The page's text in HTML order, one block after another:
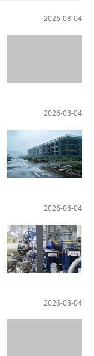
2026-08-04
2026-08-04
2026-08-04
2026-08-04